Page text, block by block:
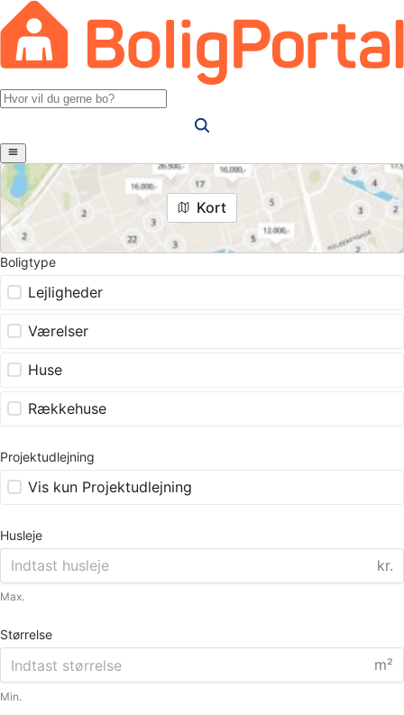
Kort
Boligtype
Lejligheder
Værelser
Huse
Rækkehuse
Projektudlejning
Vis kun Projektudlejning
Husleje
kr.
Max.
Størrelse
m²
Min.